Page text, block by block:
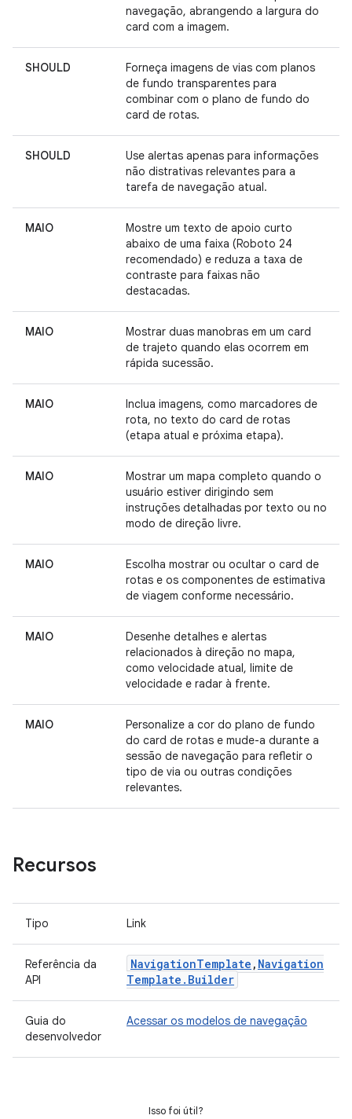
navegação, abrangendo a largura do
card com a imagem.
SHOULD
Forneça imagens de vias com planos
de fundo transparentes para
combinar com o plano de fundo do
card de rotas.
SHOULD
Use alertas apenas para informações
não distrativas relevantes para a
tarefa de navegação atual.
MAIO
Mostre um texto de apoio curto
abaixo de uma faixa (Roboto 24
recomendado) e reduza a taxa de
contraste para faixas não
destacadas.
MAIO
Mostrar duas manobras em um card
de trajeto quando elas ocorrem em
rápida sucessão.
MAIO
Inclua imagens, como marcadores de
rota, no texto do card de rotas
(etapa atual e próxima etapa).
MAIO
Mostrar um mapa completo quando o
usuário estiver dirigindo sem
instruções detalhadas por texto ou no
modo de direção livre.
MAIO
Escolha mostrar ou ocultar o card de
rotas e os componentes de estimativa
de viagem conforme necessário.
MAIO
Desenhe detalhes e alertas
relacionados à direção no mapa,
como velocidade atual, limite de
velocidade e radar à frente.
MAIO
Personalize a cor do plano de fundo
do card de rotas e mude-a durante a
sessão de navegação para refletir o
tipo de via ou outras condições
relevantes.
Recursos
Tipo Link
Referência da
API
NavigationTemplate , Navigation
Template . Builder
Guia do
desenvolvedor
Acessar os modelos de navegação
Isso foi útil?